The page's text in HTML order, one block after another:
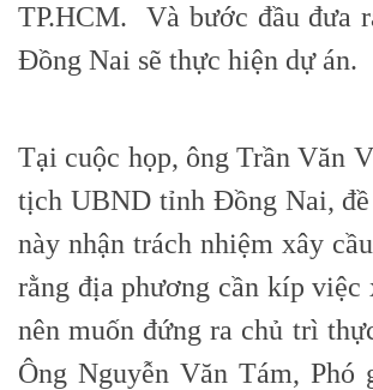
TP.HCM. Và bước đầu đưa
Đồng Nai sẽ thực hiện dự án.
Tại cuộc họp, ông Trần Văn
tịch UBND tỉnh Đồng Nai,
này nhận trách nhiệm xây
rằng địa phương cần kíp việc
nên muốn đứng ra chủ trì
Ông Nguyễn Văn Tám, Phó